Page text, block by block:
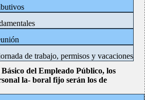
de trabajo, permisos y vacaciones
del Empleado Público, los
la- boral fijo serán los de